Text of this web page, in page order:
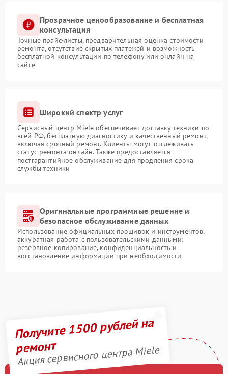
Прозрачное ценообразование и бесплатная
консультация
Точные прайс-листы, предварительная оценка стоимости
ремонта, отсутствие скрытых платежей и возможность
бесплатной консультации по телефону или онлайн на
сайте
Широкий спектр услуг
Сервисный центр Miele обеспечивает доставку техники по
всей РФ, бесплатную диагностику и качественный ремонт,
включая срочный ремонт. Клиенты могут отслеживать
статус ремонта онлайн. Также предоставляется
постгарантийное обслуживание для продления срока
службы техники
Оригинальные программные решение и
безопасное обслуживание данных
Использование официальных прошивок и инструментов,
аккуратная работа с пользовательскими данными:
резервное копирование, конфиденциальность и
восстановление информации при необходимости
Получите 1500 рублей на
ремонт
Акция сервисного центра Miele